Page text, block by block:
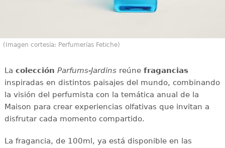
(Imagen cortesía: Perfumerías Fetiche)
La colección Parfums-Jardinsreúne fragancias
inspiradas en distintos paisajes del mundo, combinando
la visión del perfumista con la temática anual de la
Maison para crear experiencias olfativas que invitan a
disfrutar cada momento compartido.
La fragancia, de 100ml, ya está disponible en las